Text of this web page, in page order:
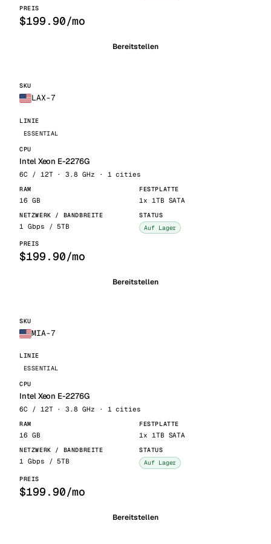
$199.90/mo
Bereitstellen
LAX-7
ESSENTIAL
Intel Xeon E-2276G
6C / 12T · 3.8 GHz · 1 cities
16 GB 1x 1TB SATA
1 Gbps / 5TB Auf Lager
$199.90/mo
Bereitstellen
MIA-7
ESSENTIAL
Intel Xeon E-2276G
6C / 12T · 3.8 GHz · 1 cities
16 GB 1x 1TB SATA
1 Gbps / 5TB Auf Lager
$199.90/mo
Bereitstellen